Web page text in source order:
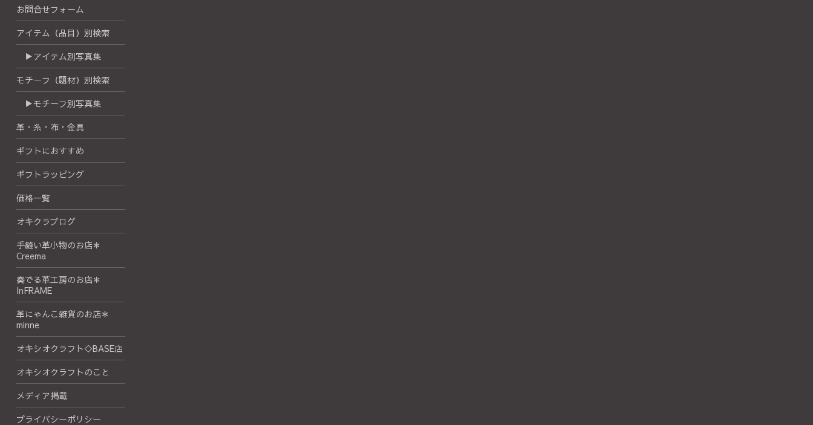
お問合せフォーム
アイテム（品目）別検索
▶アイテム別写真集
モチーフ（題材）別検索
▶モチーフ別写真集
革・糸・布・金具
ギフトにおすすめ
ギフトラッピング
価格一覧
オキクラブログ
手縫い革小物のお店＊
Creema
奏でる革工房のお店＊
InFRAME
革にゃんこ雑貨のお店＊
minne
オキシオクラフト◇BASE店
オキシオクラフトのこと
メディア掲載
プライバシーポリシー